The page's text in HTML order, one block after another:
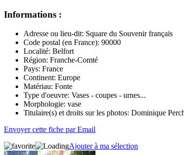
Informations :
Adresse ou lieu-dit: Square du Souvenir français
Code postal (en France): 90000
Localité: Belfort
Région: Franche-Comté
Pays: France
Continent: Europe
Matériau: Fonte
Type d'oeuvre: Vases - coupes - urnes...
Morphologie: vase
Titulaire(s) et droits sur les photos: Dominique
Envoyer cette fiche par Email
Ajouter à ma sélection